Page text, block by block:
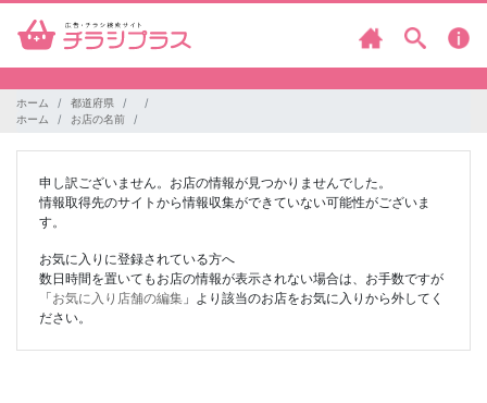
ホーム
都道府県
ホーム
お店の名前
申し訳ございません。お店の情報が見つかりませんでした。
情報取得先のサイトから情報収集ができていない可能性がございま
す。
お気に入りに登録されている方へ
数日時間を置いてもお店の情報が表示されない場合は、お手数ですが
「お気に入り店舗の編集 」より該当のお店をお気に入りから外してく
ださい。